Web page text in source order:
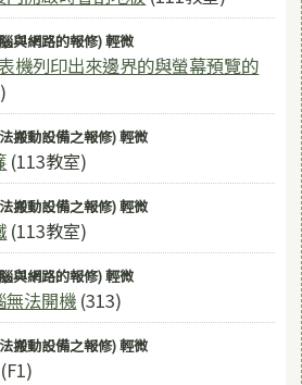
與網路的報修) 輕微
機列印出來邊界的與螢幕預覽的
搬動設備之報修) 輕微
(113教室)
搬動設備之報修) 輕微
(113教室)
與網路的報修) 輕微
無法開機 (313)
搬動設備之報修) 輕微
(F1)